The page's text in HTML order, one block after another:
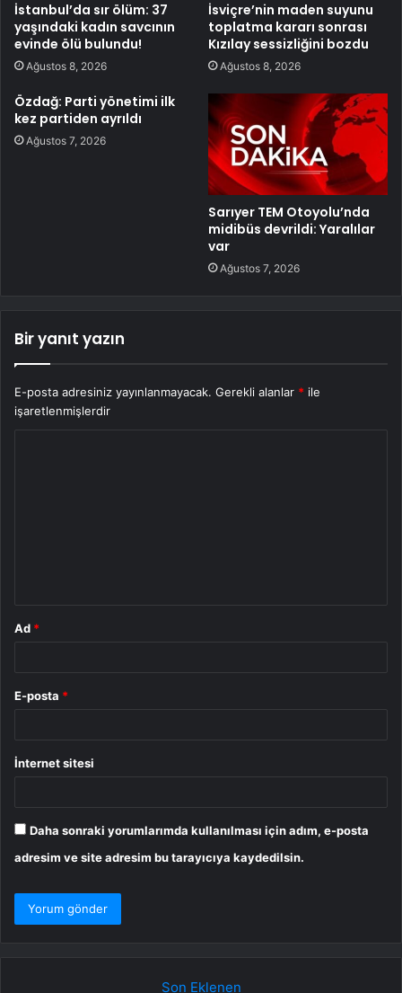
İstanbul’da sır ölüm: 37
yaşındaki kadın savcının
evinde ölü bulundu!
Ağustos 8, 2026
İsviçre’nin maden suyunu
toplatma kararı sonrası
Kızılay sessizliğini bozdu
Ağustos 8, 2026
Özdağ: Parti yönetimi ilk
kez partiden ayrıldı
Ağustos 7, 2026
Sarıyer TEM Otoyolu’nda
midibüs devrildi: Yaralılar
var
Ağustos 7, 2026
Bir yanıt yazın
E-posta adresiniz yayınlanmayacak. Gerekli alanlar * ile
işaretlenmişlerdir
Ad *
E-posta *
İnternet sitesi
Daha sonraki yorumlarımda kullanılması için adım, e-posta
adresim ve site adresim bu tarayıcıya kaydedilsin.
Son Eklenen